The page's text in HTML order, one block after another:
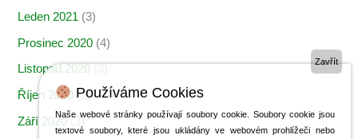
Leden 2021 (3)
Prosinec 2020 (4)
Listopad 2020
Říjen 2020 (2)
Září 2020(3)
Zavřít
Používáme Cookies
Naše webové stránky používají soubory cookie. Soubory cookie jsou
textové soubory, které jsou ukládány ve webovém prohlížeči nebo